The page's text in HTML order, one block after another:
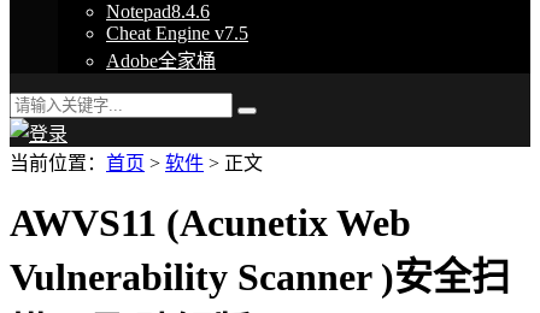
Notepad8.4.6
Cheat Engine v7.5
Adobe全家桶
当前位置： 首页 > 软件 > 正文
AWVS11 (Acunetix Web
Vulnerability Scanner )安全扫